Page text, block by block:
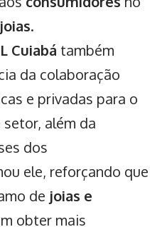
.
Cuiabá também
da colaboração
e privadas para o
além da
dos
ele, reforçando que
de joias e
obter mais